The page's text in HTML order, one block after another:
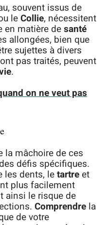
souvent issus de
leCollie, nécessitent
en matière desanté
allongées, bien que
sujettes à divers
pas traités, peuvent
.
on ne veut pas
la mâchoire de ces
défis spécifiques.
les dents, letartreet
plus facilement
ainsi le risque de
Comprendre la
de votre